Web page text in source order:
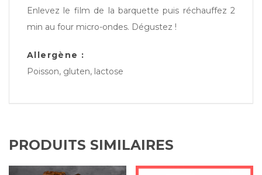
Enlevez le film de la barquette puis réchauffez 2
min au four micro-ondes. Dégustez !
Allergène :
Poisson, gluten, lactose
PRODUITS SIMILAIRES